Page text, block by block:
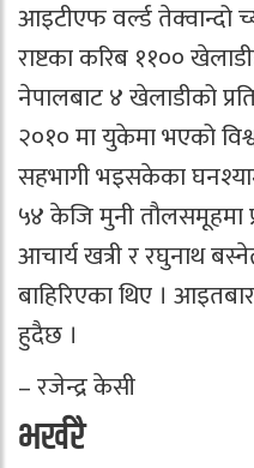
आइटीएफ वर्ल्ड तेक्वान्दो
राष्टका करिब ११००
नेपालबाट ४ खेलाडीको
२०१० मा युकेमा भएको
सहभागी भइसकेका
५४ केजि मुनी तौलसमूहमा
आचार्य खत्री र रघुनाथ
बाहिरिएका थिए ।
हुदैछ ।
– रजेन्द्र केसी
भर्खरै